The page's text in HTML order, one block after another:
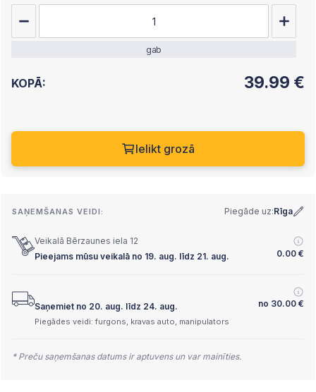
gab
KOPĀ: 39.99 €
Ielikt grozā
SAŅEMŠANAS VEIDI: Piegāde uz:Rīga
Veikalā Bērzaunes iela 12
Pieejams mūsu veikalā no 19. aug. līdz 21. aug.
0.00 €
Saņemiet no 20. aug. līdz 24. aug. no 30.00 €
Piegādes veidi: furgons, kravas auto, manipulators
* Preču saņemšanas datums ir aptuvens un var mainīties.